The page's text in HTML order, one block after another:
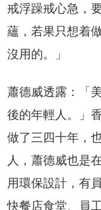
戒浮躁戒心急，
蘊，若果只想着
沒用的。」
蕭德威透露：「
後的年輕人。」
做了三四十年，
人，蕭德威也是
用環保設計，有
快餐店食堂、員